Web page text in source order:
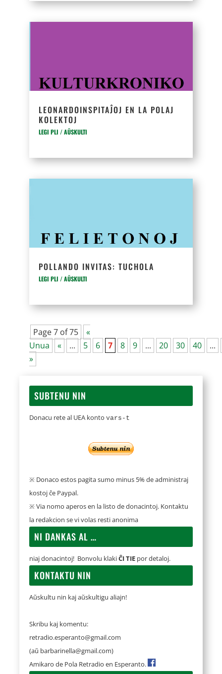
LEONARDOINSPITAĴOJ EN LA POLAJ
KOLEKTOJ
LEGI PLI / AŬSKULTI
POLLANDO INVITAS: TUCHOLA
LEGI PLI / AŬSKULTI
Page 7 of 75
«
Unua
« ... 5 6 7 8 9 ... 20 30 40
...
»
SUBTENU NIN
Donacu rete al UEA kontovars-t
※ Donaco estos pagita sumo minus 5% de administraj
kostoj ĉe Paypal.
※ Via nomo aperos en la listo de donacintoj. Kontaktu
la redakcion se vi volas resti anonima
NI DANKAS AL …
niaj donacintoj! Bonvolu klakiĈI TIE por detaloj.
KONTAKTU NIN
Aŭskultu nin kaj aŭskultigu aliajn!
Skribu kaj komentu:
retradio.esperanto@gmail.com
(aŭ barbarinella@gmail.com)
Amikaro de Pola Retradio en Esperanto.